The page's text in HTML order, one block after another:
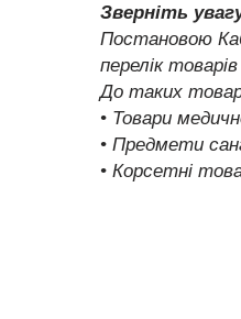
Зверніть
Постановою
перелік
До таких
• Товари
• Предмети
• Корсетні